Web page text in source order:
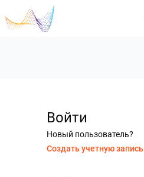
Войти
Новый пользователь?
Создать учетную запись